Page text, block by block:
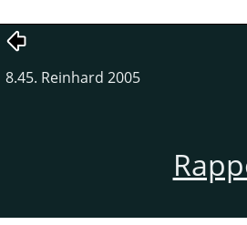
8.45. Reinhard 2005